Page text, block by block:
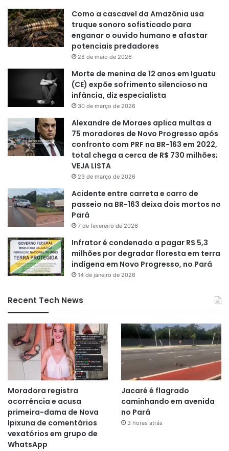
Como a cascavel da Amazônia usa
truque sonoro sofisticado para
enganar o ouvido humano e afastar
potenciais predadores
28 de maio de 2026
Morte de menina de 12 anos em Iguatu
(CE) expõe sofrimento silencioso na
infância, diz especialista
30 de março de 2026
Alexandre de Moraes aplica multas a
75 moradores de Novo Progresso após
confronto com PRF na BR-163 em 2022,
total chega a cerca de R$ 730 milhões;
VEJA LISTA
23 de março de 2026
Acidente entre carreta e carro de
passeio na BR-163 deixa dois mortos no
Pará
7 de fevereiro de 2026
Infrator é condenado a pagar R$ 5,3
milhões por degradar floresta em terra
indígena em Novo Progresso, no Pará
14 de janeiro de 2026
Recent Tech News
Moradora registra
ocorrência e acusa
primeira-dama de Nova
Ipixuna de comentários
vexatórios em grupo de
WhatsApp
Jacaré é flagrado
caminhando em avenida
no Pará
3 horas atrás